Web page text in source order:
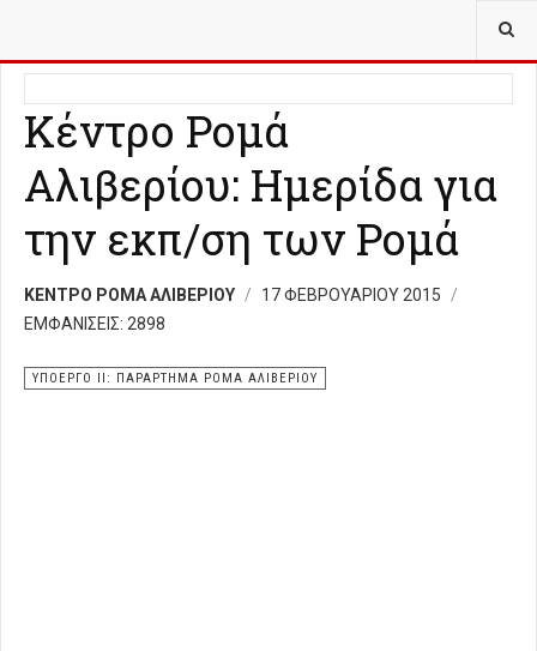
Κέντρο Ρομά
Αλιβερίου: Ημερίδα για
την εκπ/ση των Ρομά
ΚΕΝΤΡΟ ΡΟΜΑ ΑΛΙΒΕΡΙΟΥ
17 ΦΕΒΡΟΥΑΡΊΟΥ 2015
ΕΜΦΑΝΊΣΕΙΣ: 2898
ΥΠΟΕΡΓΟ ΙΙ: ΠΑΡΑΡΤΗΜΑ ΡΟΜΑ ΑΛΙΒΕΡΙΟΥ